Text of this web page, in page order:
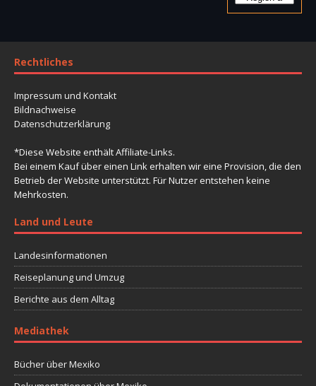
Rechtliches
Impressum und Kontakt
Bildnachweise
Datenschutzerklärung
*Diese Website enthält Affiliate-Links.
Bei einem Kauf über einen Link erhalten wir eine Provision, die den
Betrieb der Website unterstützt. Für Nutzer entstehen keine
Mehrkosten.
Land und Leute
Landesinformationen
Reiseplanung und Umzug
Berichte aus dem Alltag
Mediathek
Bücher über Mexiko